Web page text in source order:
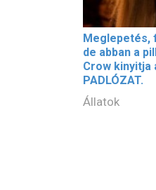
Meglepetés,
de abban a
Crow kinyitja
PADLÓZAT.
Állatok